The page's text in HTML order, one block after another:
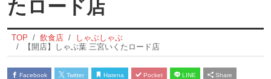
たロード店
TOP 飲食店
しゃぶしゃぶ
【開店】しゃぶ葉 三宮いくたロード店
Facebook Twitter Hatena Pocket LINE Share